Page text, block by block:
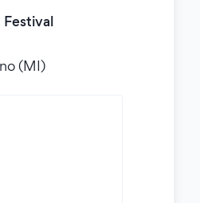
Festival
(MI)